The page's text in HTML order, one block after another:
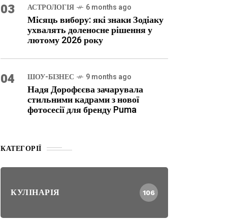
03 АСТРОЛОГІЯ 6 months ago
Місяць вибору: які знаки Зодіаку
ухвалять доленосне рішення у
лютому 2026 року
04 ШОУ-БІЗНЕС 9 months ago
Надя Дорофєєва зачарувала
стильними кадрами з нової
фотосесії для бренду Puma
КАТЕГОРІЇ
КУЛІНАРІЯ 106